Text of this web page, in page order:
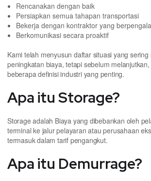
Rencanakan dengan baik
Persiapkan semua tahapan transportasi
Bekerja dengan kontraktor yang
Berkomunikasi secara proaktif
Kami telah menyusun daftar situasi yang
peningkatan biaya, tetapi sebelum
beberapa definisi industri yang penting.
Apa itu Storage?
Storage adalah Biaya yang dibebankan oleh
terminal ke jalur pelayaran atau perusahaan
termasuk dalam tarif pengangkut.
Apa itu Demurrage?